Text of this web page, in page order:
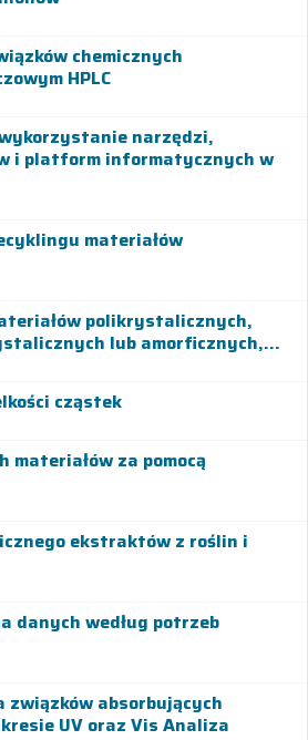
chemicznych
HPLC
narzędzi,
i platform informatycznych w
materiałów
polikrystalicznych,
lub amorficznych,...
cząstek
za pomocą
ekstraktów z roślin i
według potrzeb
absorbujących
UV oraz Vis Analiza